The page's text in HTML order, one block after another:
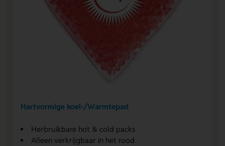
Hartvormige koel-/Warmtepad
Herbruikbare hot & cold packs
Alleen verkrijgbaar in het rood